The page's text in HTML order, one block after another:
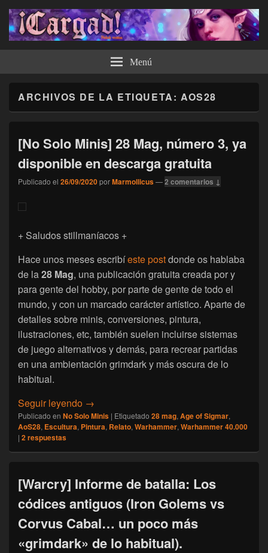
¡Cargad! Menú
ARCHIVOS DE LA ETIQUETA:AOS28
[No Solo Minis] 28 Mag, número 3, ya
disponible en descarga gratuita
Publicado el 26/09/2020porMarmollicus—2 comentarios ↓
+ Saludos stillmaníacos +
Hace unos meses escribíeste postdonde os hablaba
de la28 Mag, una publicación gratuita creada por y
para gente del hobby, por parte de gente de todo el
mundo, y con un marcado carácter artístico. Aparte de
detalles sobre minis, conversiones, pintura,
ilustraciones, etc, también suelen incluirse sistemas
de juego alternativos y demás, para recrear partidas
en una ambientación grimdark y más oscura de lo
habitual.
Seguir leyendo [No Solo Minis] 28 Mag, número 3, ya
→
Publicado en No Solo Minis | Etiquetado 28 mag, Age of Sigmar,
AoS28, Escultura, Pintura, Relato, Warhammer, Warhammer 40.000
| 2respuestas
[Warcry] Informe de batalla: Los
códices antiguos (Iron Golems vs
Corvus Cabal… un poco más
«grimdark» de lo habitual).